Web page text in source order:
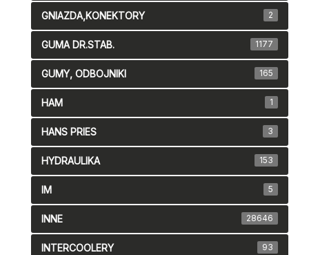
GNIAZDA,KONEKTORY 2
GUMA DR.STAB. 1177
GUMY, ODBOJNIKI 165
HAM 1
HANS PRIES 3
HYDRAULIKA 153
IM 5
INNE 28646
INTERCOOLERY 93